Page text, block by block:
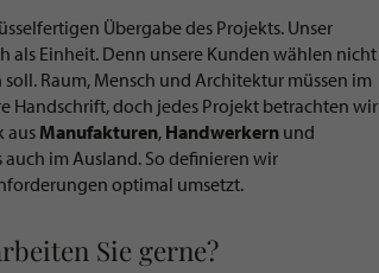
Übergabe des Projekts. Unser
als Einheit. Denn unsere Kunden wählen nicht
Raum, Mensch und Architektur müssen im
Handschrift, doch jedes Projekt betrachten wir
aus Manufakturen, Handwerkern und
auch im Ausland. So definieren wir
optimal umsetzt.
Sie gerne?